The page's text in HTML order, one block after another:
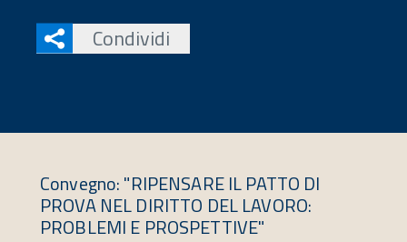
Condividi
Convegno: "RIPENSARE IL PATTO DI
PROVA NEL DIRITTO DEL LAVORO:
PROBLEMI E PROSPETTIVE"